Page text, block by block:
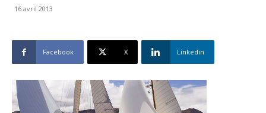
16 avril 2013
Facebook X Linkedin